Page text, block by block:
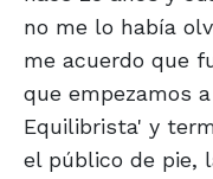
no me lo había
me acuerdo que
que empezamos
Equilibrista' y
el público de pie,